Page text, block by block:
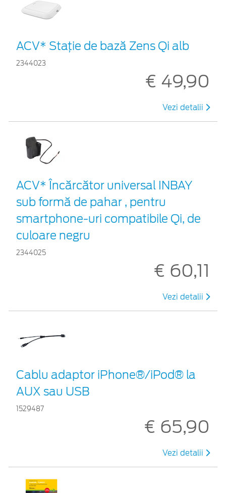
ACV* Stație de bază Zens Qi alb
2344023
€ 49,90
Vezi detalii
ACV* Încărcător universal INBAY
sub formă de pahar , pentru
smartphone-uri compatibile Qi, de
culoare negru
2344025
€ 60,11
Vezi detalii
Cablu adaptor iPhone®/iPod® la
AUX sau USB
1529487
€ 65,90
Vezi detalii